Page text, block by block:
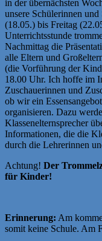
in der übernächsten
unsere Schülerinnen
(18.05.) bis Freitag
Unterrichtsstunde
Nachmittag die
alle Eltern und
(die Vorführung der
18.00 Uhr. Ich hoffe im
Zuschauerinnen und
ob wir ein
organisieren. Dazu
Klassenelternsprecher
Informationen, die die
durch die Lehrerinnen
Achtung! Der
für Kinder!
Erinnerung: Am
somit keine Schule. Am